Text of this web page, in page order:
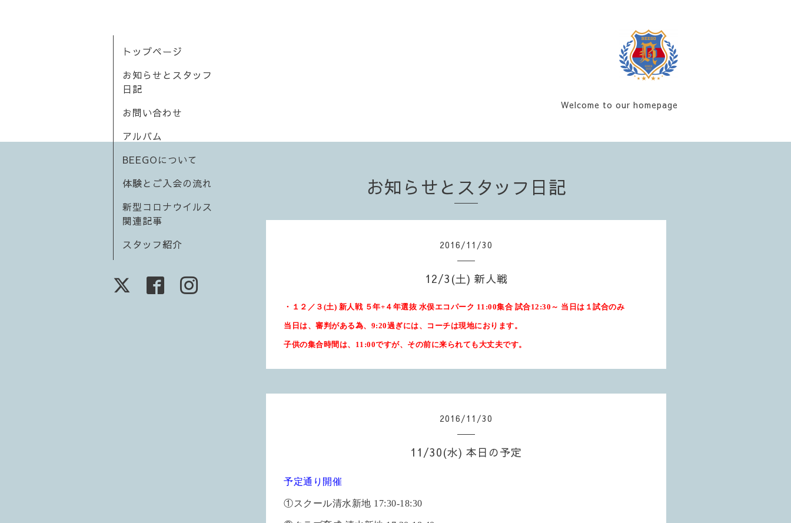
Welcome to our homepage
トップページ
お知らせとスタッフ
日記
お問い合わせ
アルバム
BEEGOについて
体験とご入会の流れ
新型コロナウイルス
関連記事
スタッフ紹介
お知らせとスタッフ日記
2016/11 /30
12/3(土) 新人戦
・１２／３(土) 新人戦 ５年+４年選抜 水俣エコパーク 11:00集合 試合12:30～ 当日は１試合のみ
当日は、審判がある為、9:20過ぎには、コーチは現地におります。
子供の集合時間は、11:00ですが、その前に来られても大丈夫です。
2016/11 /30
11/30(水) 本日の予定
予定通り開催
①スクール清水新地 17:30-18:30